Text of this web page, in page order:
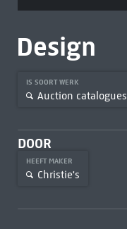
Design
IS SOORT WERK
Auction catalogues
DOOR
HEEFT MAKER
Christie's